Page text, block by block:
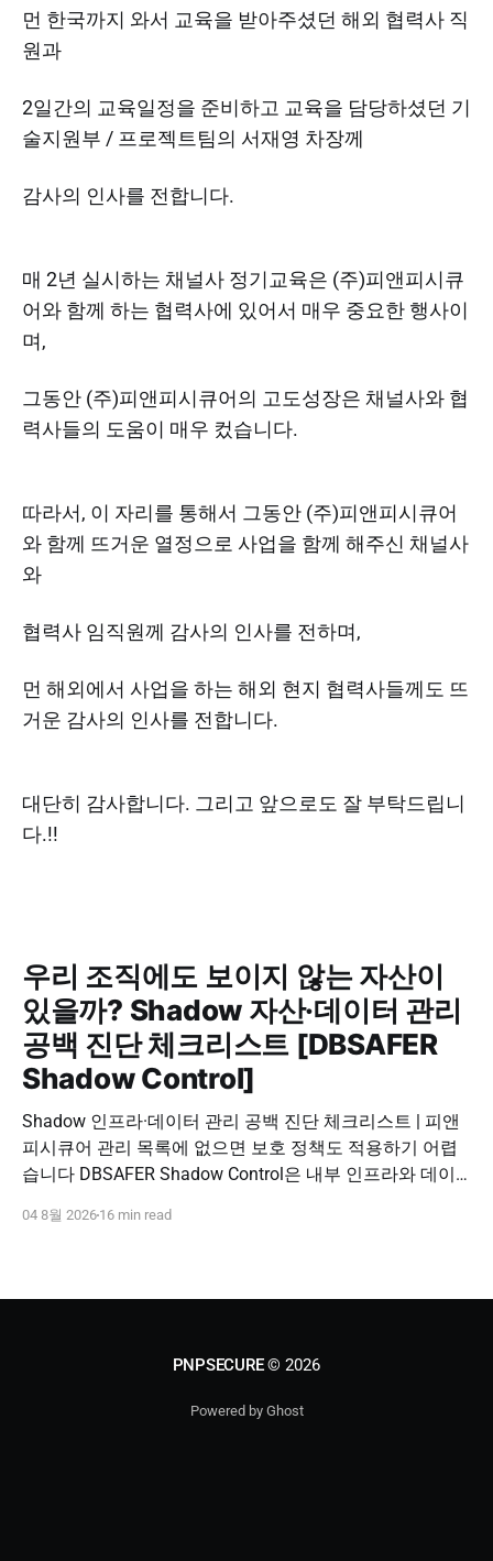
먼 한국까지 와서 교육을 받아주셨던 해외 협력사 직
원과
2일간의 교육일정을 준비하고 교육을 담당하셨던 기
술지원부 / 프로젝트팀의 서재영 차장께
감사의 인사를 전합니다.
매 2년 실시하는 채널사 정기교육은 (주)피앤피시큐
어와 함께 하는 협력사에 있어서 매우 중요한 행사이
며,
그동안 (주)피앤피시큐어의 고도성장은 채널사와 협
력사들의 도움이 매우 컸습니다.
따라서, 이 자리를 통해서 그동안 (주)피앤피시큐어
와 함께 뜨거운 열정으로 사업을 함께 해주신 채널사
와
협력사 임직원께 감사의 인사를 전하며,
먼 해외에서 사업을 하는 해외 현지 협력사들께도 뜨
거운 감사의 인사를 전합니다.
대단히 감사합니다. 그리고 앞으로도 잘 부탁드립니
다.!!
우리 조직에도 보이지 않는 자산이
있을까? Shadow 자산·데이터 관리
공백 진단 체크리스트 [DBSAFER
Shadow Control]
Shadow 인프라·데이터 관리 공백 진단 체크리스트 | 피앤
피시큐어 관리 목록에 없으면 보호 정책도 적용하기 어렵
습니다 DBSAFER Shadow Control은 내부 인프라와 데이
나의 보안 운영 흐름으로 제공합니다. DBSAFER Shadow
04 8월 2026 16 min read
PNPSECURE© 2026
Powered by Ghost